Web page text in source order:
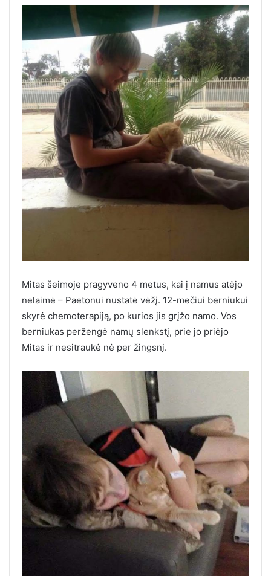
Mitas šeimoje pragyveno 4 metus, kai į namus atėjo
nelaimė – Paetonui nustatė vėžį. 12-mečiui berniukui
skyrė chemoterapiją, po kurios jis grįžo namo. Vos
berniukas peržengė namų slenkstį, prie jo priėjo
Mitas ir nesitraukė nė per žingsnį.